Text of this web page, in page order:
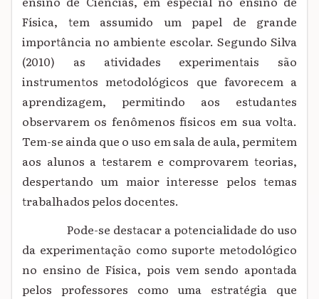
Física, tem assumido um papel de grande
importância no ambiente escolar. Segundo Silva
(2010) as atividades experimentais são
instrumentos metodológicos que favorecem a
aprendizagem, permitindo aos estudantes
observarem os fenômenos físicos em sua volta.
Tem-se ainda que o uso em sala de aula, permitem
aos alunos a testarem e comprovarem teorias,
despertando um maior interesse pelos temas
trabalhados pelos docentes.
Pode-se destacar a potencialidade do uso
da experimentação como suporte metodológico
no ensino de Física, pois vem sendo apontada
pelos professores como uma estratégia que